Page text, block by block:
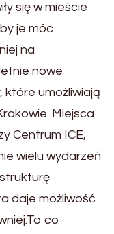
się w mieście
je móc
na
nowe
które umożliwiają
Miejsca
Centrum ICE,
wielu wydarzeń
daje możliwość
co